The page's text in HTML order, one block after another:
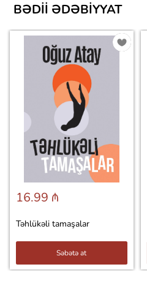
BƏDII ƏDƏBIYYAT
16.99 ₼
Təhlükəli tamaşalar
Səbətə at